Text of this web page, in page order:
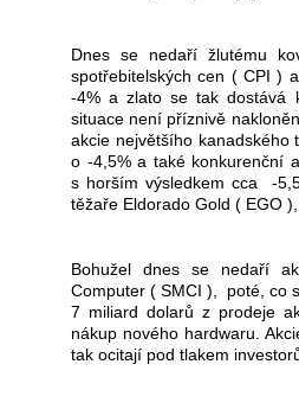
Dnes se nedaří žlutému
spotřebitelských cen ( CPI )
-4% a zlato se tak dostává
situace není příznivě
akcie největšího
o -4,5% a také konkurenční
s horším výsledkem cca
-
těžaře Eldorado Gold ( EGO
Bohužel dnes se nedaří
Computer ( SMCI ),
poté, co
7 miliard dolarů z prodeje
nákup nového hardwaru.
tak ocitají pod tlakem